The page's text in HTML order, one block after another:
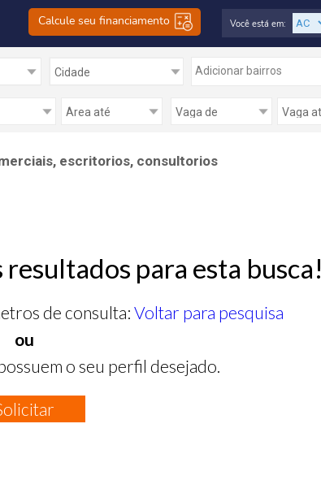
Calcule seu financiamento Você está em:
Adicionar bairros
escritorios, consultorios
para esta busca!
de consulta: Voltar para pesquisa
ou
o seu perfil desejado.